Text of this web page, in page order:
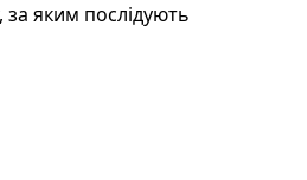
яким послідують